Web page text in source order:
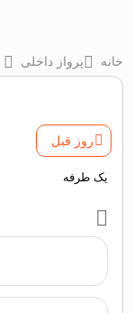
خانه پرواز داخلی
روز قبل
یک طرفه